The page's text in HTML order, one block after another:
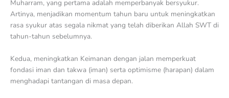
Muharram, yang pertama adalah memperbanyak bersyukur.
Artinya, menjadikan momentum tahun baru untuk meningkatkan
rasa syukur atas segala nikmat yang telah diberikan Allah SWT di
tahun-tahun sebelumnya.
Kedua, meningkatkan Keimanan dengan jalan memperkuat
fondasi iman dan takwa (iman) serta optimisme (harapan) dalam
menghadapi tantangan di masa depan.